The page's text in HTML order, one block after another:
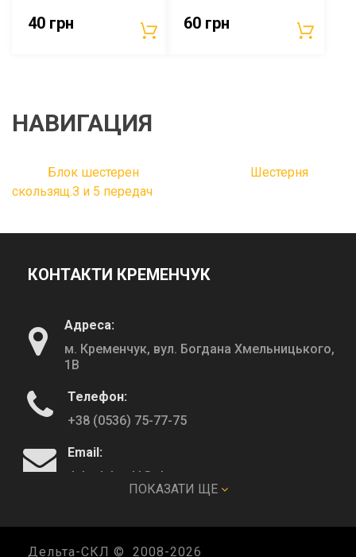
40 грн 60 грн
НАВИГАЦИЯ
Блок шестерен
скользящ.З и 5 передач
Шестерня
КОНТАКТИ КРЕМЕНЧУК
Адреса:
м. Кременчук, вул. Богдана Хмельницького,
1В
Телефон:
+38 (0536) 75-77-75
Email:
deltadeltaskl@ukr.net
КОНТАКТИ ПОЛТАВА
ПОКАЗАТИ ЩЕ
Дельта-СКЛ © 2008-2026